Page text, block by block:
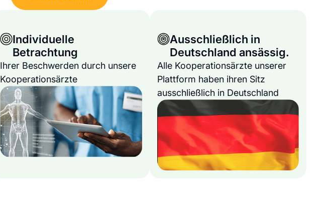
Individuelle
Betrachtung
Ihrer Beschwerden durch unsere
Kooperationsärzte
Ausschließlich in
Deutschland ansässig.
Alle Kooperationsärzte unserer
Plattform haben ihren Sitz
ausschließlich in Deutschland